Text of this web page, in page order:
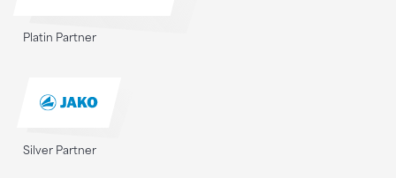
Platin Partner
Silver Partner